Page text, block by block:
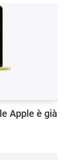
Apple è già